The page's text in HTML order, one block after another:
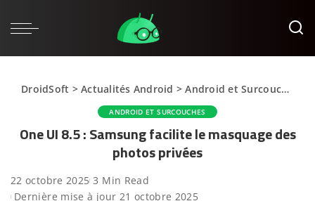
DroidSoft >Actualités Android >Android et Surcouches
ANDROID ET SURCOUCHES
One UI 8.5 : Samsung facilite le masquage des
photos privées
22 octobre 2025 3 Min Read
Dernière mise à jour 21 octobre 2025